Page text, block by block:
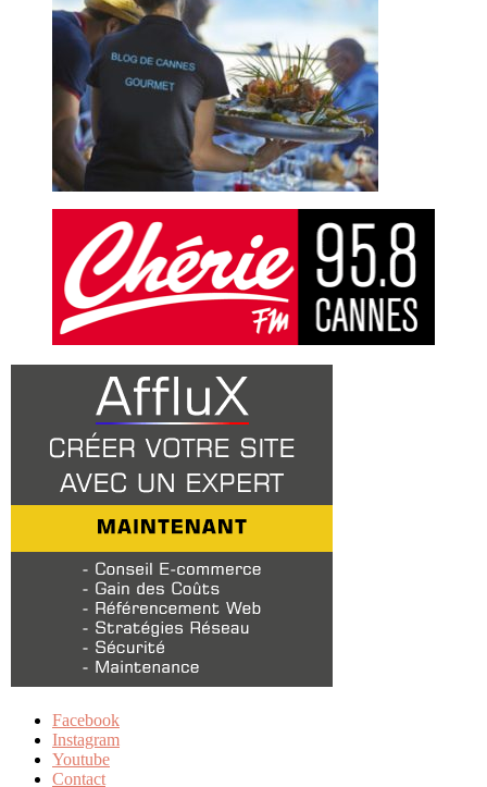
Facebook
Instagram
Youtube
Contact